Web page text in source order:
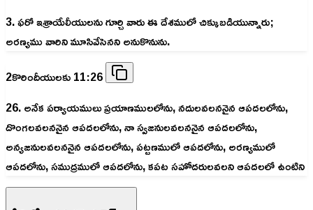
3. ఫరో ఇశ్రాయేలీయులను గూర్చి వారు ఈ దేశములో చిక్కుబడియున్నారు;
అరణ్యము వారిని మూసివేసెనని అనుకొనును.
2కొరిందీయులకు 11:26
26. అనేక పర్యాయములు ప్రయాణములలోను, నదులవలననైన ఆపదలలోను,
దొంగలవలననైన ఆపదలలోను, నా స్వజనులవలననైన ఆపదలలోను,
అన్యజనులవలననైన ఆపదలలోను, పట్టణములో ఆపదలోను, అరణ్యములో
ఆపదలోను, సముద్రములో ఆపదలోను, కపట సహోదరులవలని ఆపదలలో ఉంటిని